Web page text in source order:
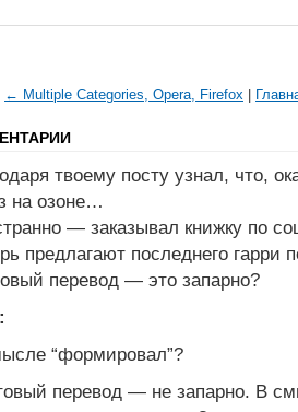
← Multiple Categories, Opera, Firefox
твоему посту узнал, что,
на озоне…
— заказывал книжку по
предлагают последнего гарри
перевод — это запарно?
“формировал”?
перевод — не запарно. В